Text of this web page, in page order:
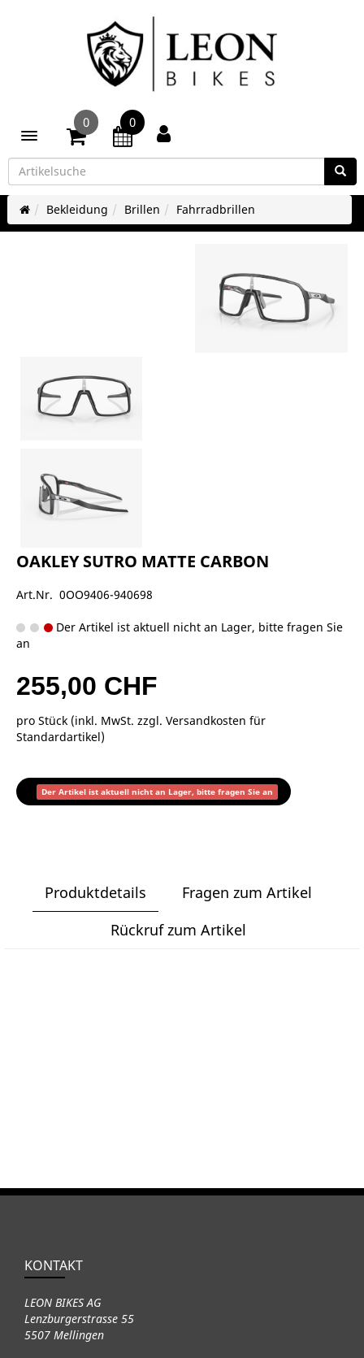
Toggle navigation
0 0
Bekleidung Brillen Fahrradbrillen
OAKLEY SUTRO MATTE CARBON
Art.Nr. 0OO9406-940698
Der Artikel ist aktuell nicht an Lager, bitte fragen Sie
an
255,00 CHF
pro Stück (inkl. MwSt. zzgl. Versandkosten für
Standardartikel)
Der Artikel ist aktuell nicht an Lager, bitte fragen Sie an
Produktdetails
Fragen zum Artikel
Rückruf zum Artikel
KONTAKT
LEON BIKES AG
Lenzburgerstrasse 55
5507 Mellingen